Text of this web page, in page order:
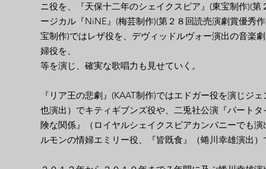
ニ役を、『天保十二年のシェイクスピア』(東宝制作)(
ージカル『NiNE』(梅芸制作)(第２８回読売演劇賞優秀
宝制作)ではレザ役を、デヴィッドルヴォー演出の音楽
婦役を、
等を演じ、確実な歌唱力も見せていく。
『リア王の悲劇』(KAAT制作)ではエドガー役を演じジ
也演出）でキティギブンズ役や、二兎社公演『パート
険な関係』（ロイヤルシェイクスピアカンパニーでも
ルモンの情婦エミリー役、『皆既食』（蜷川幸雄演出